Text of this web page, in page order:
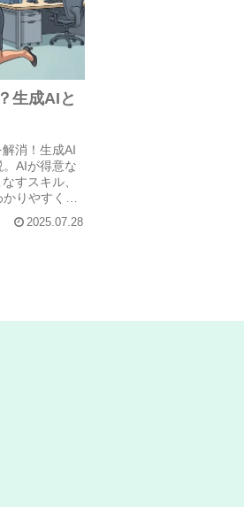
生成AIと
消！生成AI
AIが得意な
すスキル、
りやすく紹
2025.07.28